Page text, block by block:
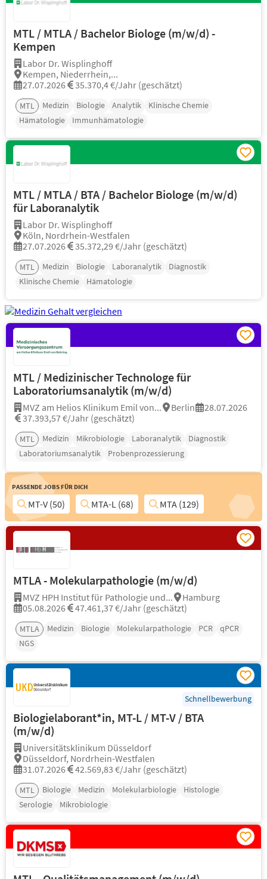
MTL / MTLA / Bachelor Biologe (m/w/d) -
Kempen
Labor Dr. Wisplinghoff
Kempen, Niederrhein,...
27.07.2026
35.370,4 €/Jahr (geschätzt)
MTL Medizin Biologie Analytik
Klinische Chemie
Hämatologie
Immunhämatologie
MTL / MTLA / BTA / Bachelor Biologe (m/w/d)
für Laboranalytik
Labor Dr. Wisplinghoff
Köln, Nordrhein-Westfalen
27.07.2026
35.372,29 €/Jahr (geschätzt)
MTL Medizin Biologie Laboranalytik
Diagnostik
Klinische Chemie
Hämatologie
MTL / Medizinischer Technologe für
Laboratoriumsanalytik (m/w/d)
MVZ am Helios Klinikum Emil von... Berlin
28.07.2026
37.393,57 €/Jahr (geschätzt)
MTL Medizin Mikrobiologie Laboranalytik
Diagnostik
Laboratoriumsanalytik
Probenprozessierung
Passende Jobs für Dich
MT-V (50)
MTA-L (68) MTA (129)
MTLA - Molekularpathologie (m/w/d)
MVZ HPH Institut für Pathologie und...
Hamburg
05.08.2026
47.461,37 €/Jahr (geschätzt)
MTLA Medizin Biologie Molekularpathologie PCR
qPCR
NGS
Schnellbewerbung
Biologielaborant*in, MT-L / MT-V / BTA
(m/w/d)
Universitätsklinikum Düsseldorf
Düsseldorf, Nordrhein-Westfalen
31.07.2026
42.569,83 €/Jahr (geschätzt)
MTL Biologie Medizin Molekularbiologie
Histologie
Serologie
Mikrobiologie